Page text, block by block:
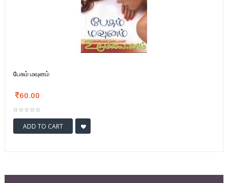
பேசும் மவுனம்
60.00
ADD TO CART